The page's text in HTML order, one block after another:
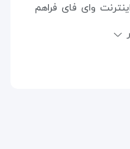
وای فای فراهم